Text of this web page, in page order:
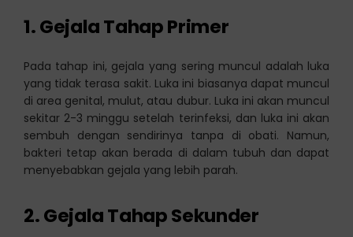
1. Gejala Tahap Primer
Pada tahap ini, gejala yang sering muncul adalah luka
yang tidak terasa sakit. Luka ini biasanya dapat muncul
di area genital, mulut, atau dubur. Luka ini akan muncul
sekitar 2-3 minggu setelah terinfeksi, dan luka ini akan
sembuh dengan sendirinya tanpa di obati. Namun,
bakteri tetap akan berada di dalam tubuh dan dapat
menyebabkan gejala yang lebih parah.
2. Gejala Tahap Sekunder